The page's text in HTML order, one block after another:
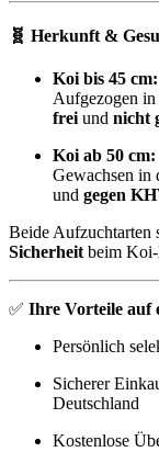
🧬 Herkunft &
Koi bis 45 cm:
Aufgezogen in
frei und nicht
Koi ab 50 cm:
Gewachsen in
und gegen
Beide Aufzuchtarten
Sicherheit beim
✅ Ihre Vorteile auf
Persönlich
Sicherer
Deutschland
Kostenlose